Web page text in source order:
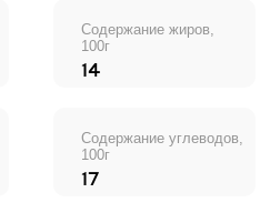
Содержание жиров,
100г
14
Содержание углеводов,
100г
17